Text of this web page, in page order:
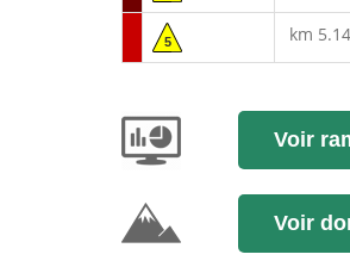
5 km 5.14
Voir
Voir